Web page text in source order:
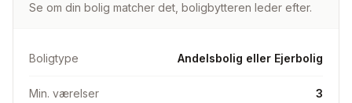
Se om din bolig matcher det, boligbytteren leder efter.
Boligtype Andelsbolig eller Ejerbolig
Min. værelser 3